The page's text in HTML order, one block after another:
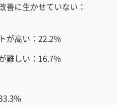
善に生かせていない：
が高い：22.2%
難しい：16.7%